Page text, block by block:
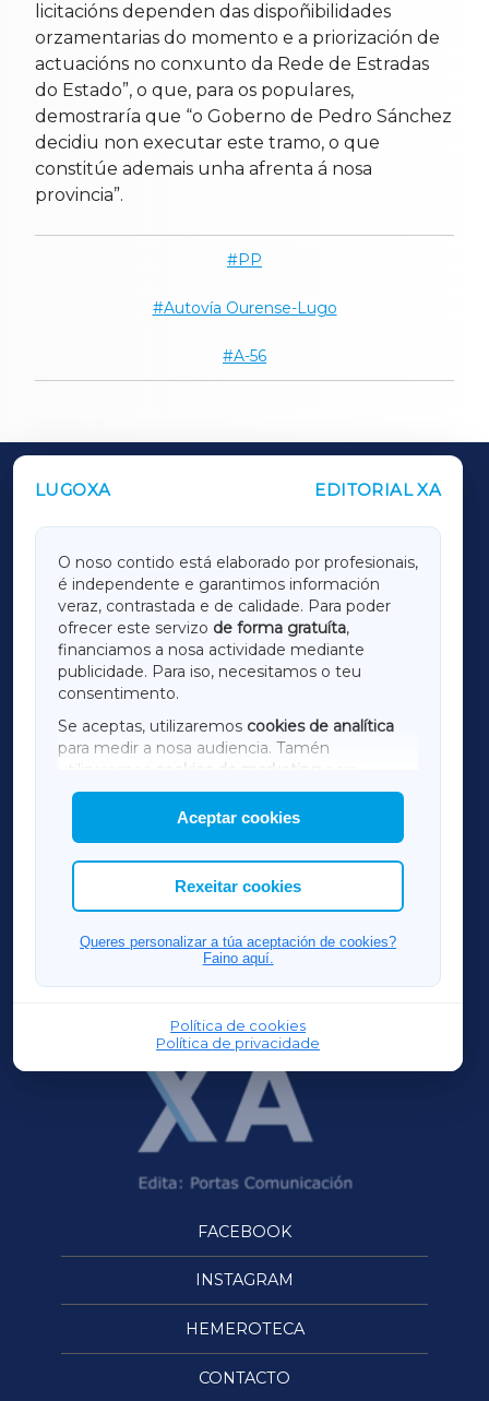
licitacións dependen das dispoñibilidades
orzamentarias do momento e a priorización de
actuacións no conxunto da Rede de Estradas
do Estado”, o que, para os populares,
demostraría que “o Goberno de Pedro Sánchez
decidiu non executar este tramo, o que
constitúe ademais unha afrenta á nosa
provincia”.
PP
Autovía Ourense-Lugo
A-56
LUGOXA EDITORIAL XA
O noso contido está elaborado por profesionais,
é independente e garantimos información
veraz, contrastada e de calidade. Para poder
ofrecer este servizo de forma gratuíta,
financiamos a nosa actividade mediante
publicidade. Para iso, necesitamos o teu
consentimento.
Se aceptas, utilizaremos cookies de analítica
para medir a nosa audiencia. Tamén
utilizaremos
cookies de marketing
mostrar publicidade de terceiros.
Así mesmo, podes personalizar a elección das
cookies que desexas permitir.
Aceptar cookies
Rexeitar cookies
Queres personalizar a túa aceptación de cookies?
Faino aquí.
Política de cookies
Política de privacidade
OUTROS PERIÓDICOS
LUGOXA
TERRACHAXA
AMARIÑAXA
RIBEIRASACRAXA
ACORUÑAXA
FERROLXA
OURENSEXA
FACEBOOK
INSTAGRAM
HEMEROTECA
CONTACTO